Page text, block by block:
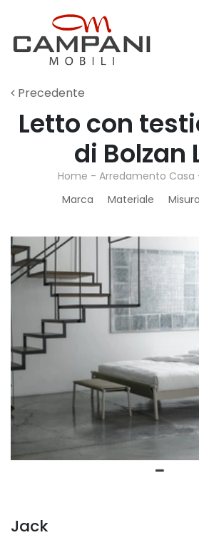
Precedente
Letto con
di Bolzan
Home - Arredamento Casa
Marca
Materiale Misura
Jack